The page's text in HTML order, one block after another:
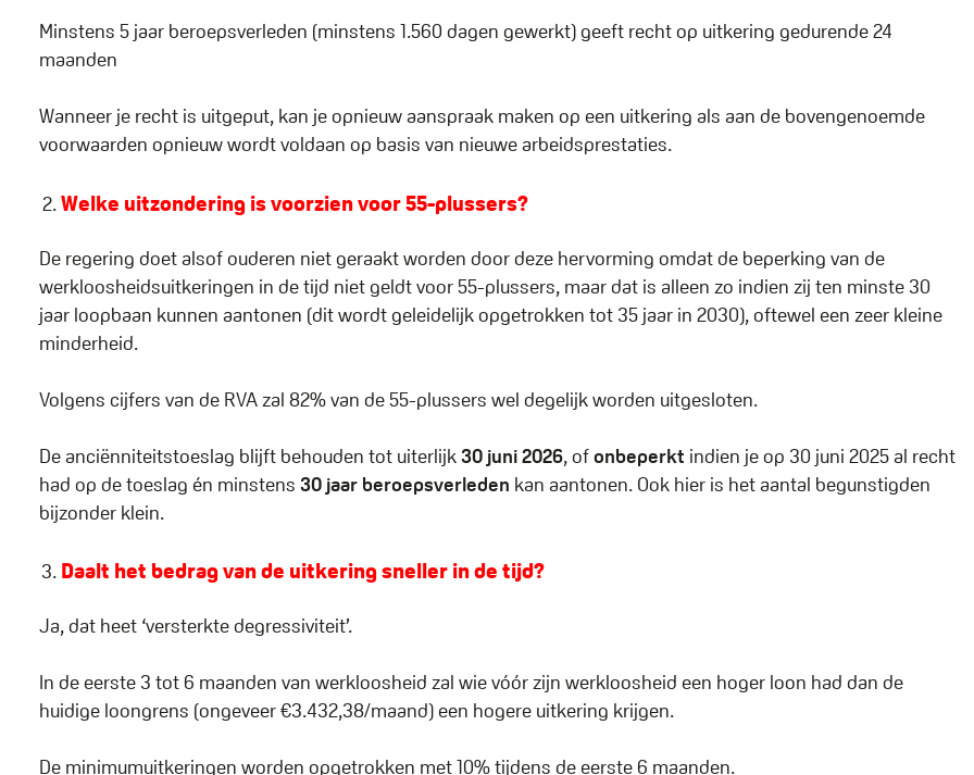
Minstens 5 jaar beroepsverleden (minstens 1.560 dagen gewerkt) geeft recht op uitkering gedurende 24
maanden
Wanneer je recht is uitgeput, kan je opnieuw aanspraak maken op een uitkering als aan de bovengenoemde
voorwaarden opnieuw wordt voldaan op basis van nieuwe arbeidsprestaties.
Welke uitzondering is voorzien voor 55-plussers?
De regering doet alsof ouderen niet geraakt worden door deze hervorming omdat de beperking van de
werkloosheidsuitkeringen in de tijd niet geldt voor 55-plussers, maar dat is alleen zo indien zij ten minste 30
jaar loopbaan kunnen aantonen (dit wordt geleidelijk opgetrokken tot 35 jaar in 2030), oftewel een zeer kleine
minderheid.
Volgens cijfers van de RVA zal 82% van de 55-plussers wel degelijk worden uitgesloten.
De anciënniteitstoeslag blijft behouden tot uiterlijk30 juni 2026, ofonbeperkt indien je op 30 juni 2025 al recht
had op de toeslag én minstens 30 jaar beroepsverleden kan aantonen. Ook hier is het aantal begunstigden
bijzonder klein.
Daalt het bedrag van de uitkering sneller in de tijd?
Ja, dat heet ‘versterkte degressiviteit’.
In de eerste 3 tot 6 maanden van werkloosheid zal wie vóór zijn werkloosheid een hoger loon had dan de
huidige loongrens (ongeveer €3.432,38/maand) een hogere uitkering krijgen.
De minimumuitkeringen worden opgetrokken met 10% tijdens de eerste 6 maanden.